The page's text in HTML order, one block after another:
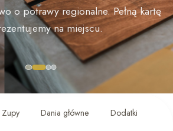
o potrawy regionalne. Pełną kartę
na miejscu.
Zupy Dania główne Dodatki